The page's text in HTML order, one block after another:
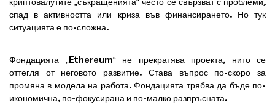
спад в активността или криза във финансирането. Но тук
ситуацията е по-сложна.
Фондацията „Ethereum“ не прекратява проекта, нито се
оттегля от неговото развитие. Става въпрос по-скоро за
промяна в модела на работа. Фондацията трябва да бъде по-
икономична, по-фокусирана и по-малко разпръсната.